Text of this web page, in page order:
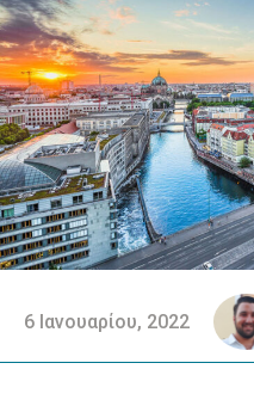
6 Ιανουαρίου, 2022